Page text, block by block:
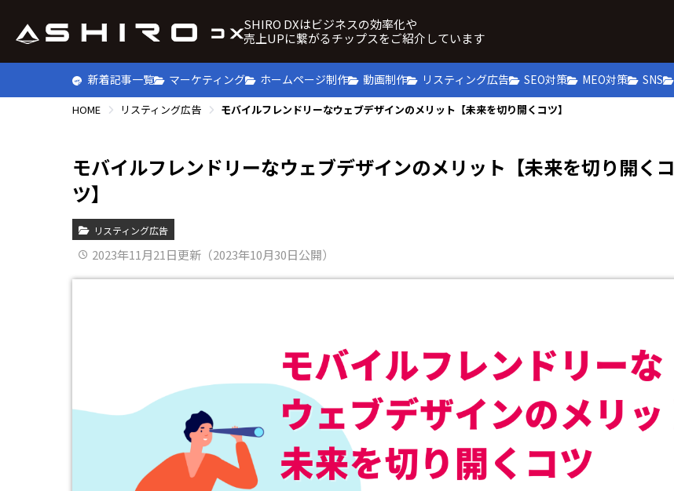
SHIRO DXはビジネスの効率化や
売上UPに繋がるチップスをご紹介しています
新着記事一覧 マーケティング ホームページ制作 動画制作 リスティング広告 SEO対策 MEO対策 SNS
HOME リスティング広告 モバイルフレンドリーなウェブデザインのメリット【未来を切り開くコツ】
モバイルフレンドリーなウェブデザインのメリット【未来を切り開くコ
ツ】
リスティング広告
2023年11月21日更新（2023年10月30日公開）